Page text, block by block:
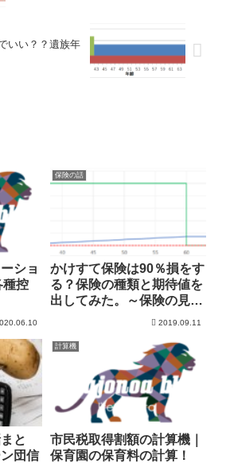
いい？？遺族年
ショ
種控
保険の話
かけすて保険は90％損をす
る？保険の種類と期待値を
出してみた。～保険の見直
2019.09.11
と
団信
計算機
市民税取得割額の計算機｜
保育園の保育料の計算！